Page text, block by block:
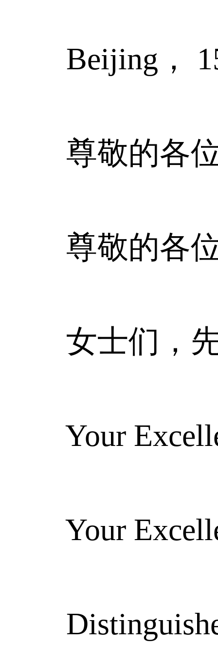
Beijing， 15
尊敬的各位
尊敬的各位
女士们，先
Your
Your